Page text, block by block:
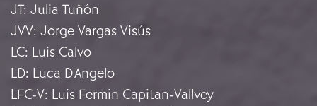
JT: Julia Tuñón
JVV: Jorge Vargas Visús
LC: Luis Calvo
LD: Luca D'Angelo
LFC-V: Luis Fermin Capitan-Vallvey